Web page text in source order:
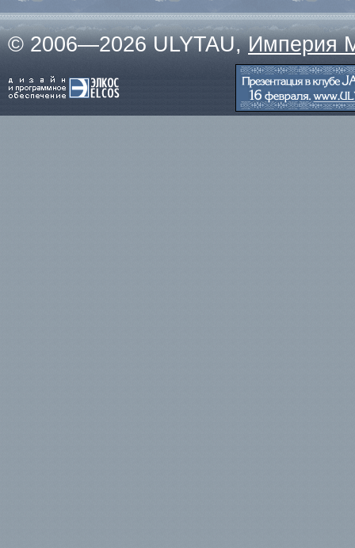
© 2006—2026 ULYTAU,Империя